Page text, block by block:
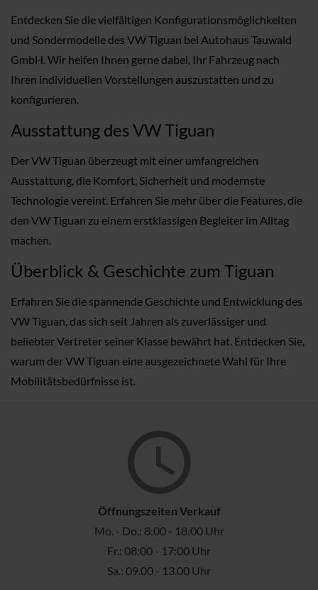
Entdecken Sie die vielfältigen Konfigurationsmöglichkeiten
und Sondermodelle des VW Tiguan bei Autohaus Tauwald
GmbH. Wir helfen Ihnen gerne dabei, Ihr Fahrzeug nach
Ihren individuellen Vorstellungen auszustatten und zu
konfigurieren.
Ausstattung des VW Tiguan
Der VW Tiguan überzeugt mit einer umfangreichen
Ausstattung, die Komfort, Sicherheit und modernste
Technologie vereint. Erfahren Sie mehr über die Features, die
den VW Tiguan zu einem erstklassigen Begleiter im Alltag
machen.
Überblick & Geschichte zum Tiguan
Erfahren Sie die spannende Geschichte und Entwicklung des
VW Tiguan, das sich seit Jahren als zuverlässiger und
beliebter Vertreter seiner Klasse bewährt hat. Entdecken Sie,
warum der VW Tiguan eine ausgezeichnete Wahl für Ihre
Mobilitätsbedürfnisse ist.
Öffnungszeiten Verkauf
Mo. - Do.: 8:00 - 18:00 Uhr
Fr.: 08:00 - 17:00 Uhr
Sa.: 09.00 - 13.00 Uhr